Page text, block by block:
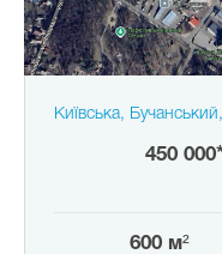
Київська,
450
600 м²